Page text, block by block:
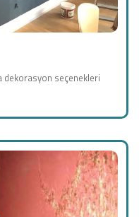
dekorasyon seçenekleri